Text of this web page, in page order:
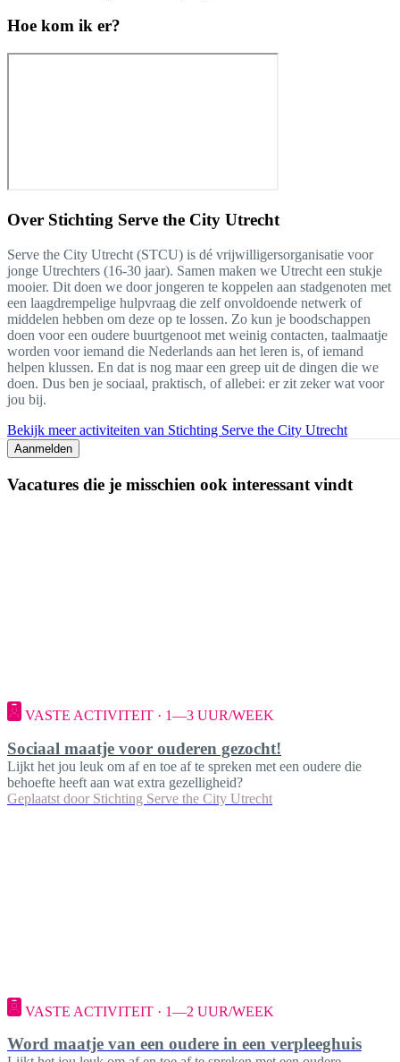
Hoe kom ik er?
Over Stichting Serve the City Utrecht
Serve the City Utrecht (STCU) is dé vrijwilligersorganisatie voor
jonge Utrechters (16-30 jaar). Samen maken we Utrecht een stukje
mooier. Dit doen we door jongeren te koppelen aan stadgenoten met
een laagdrempelige hulpvraag die zelf onvoldoende netwerk of
middelen hebben om deze op te lossen. Zo kun je boodschappen
doen voor een oudere buurtgenoot met weinig contacten, taalmaatje
worden voor iemand die Nederlands aan het leren is, of iemand
helpen klussen. En dat is nog maar een greep uit de dingen die we
doen. Dus ben je sociaal, praktisch, of allebei: er zit zeker wat voor
jou bij.
Bekijk meer activiteiten van Stichting Serve the City Utrecht
Aanmelden
Vacatures die je misschien ook interessant vindt
VASTE ACTIVITEIT · 1—3 UUR/WEEK
Sociaal maatje voor ouderen gezocht!
Lijkt het jou leuk om af en toe af te spreken met een oudere die
behoefte heeft aan wat extra gezelligheid?
Geplaatst door Stichting Serve the City Utrecht
VASTE ACTIVITEIT · 1—2 UUR/WEEK
Word maatje van een oudere in een verpleeghuis